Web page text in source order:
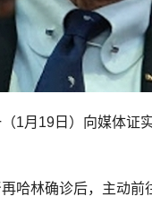
1月19日）向媒体证
哈林确诊后，主动前